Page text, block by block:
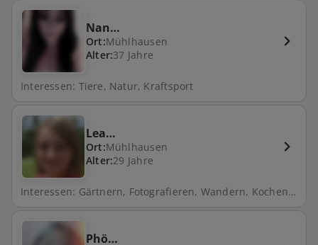
Nan…
Ort:Mühlhausen
Alter:37 Jahre
Interessen: Tiere, Natur, Kraftsport
Lea…
Ort:Mühlhausen
Alter:29 Jahre
Interessen: Gärtnern, Fotografieren, Wandern, Kochen, Backen
Phö…